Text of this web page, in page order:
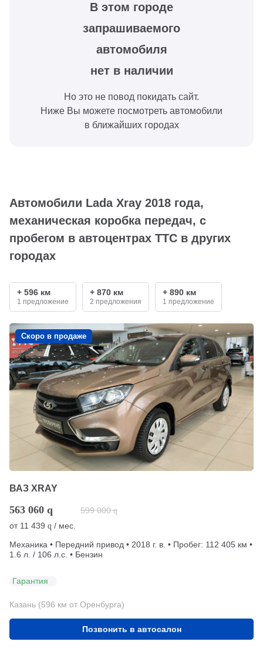
В этом городе
запрашиваемого
автомобиля
нет в наличии
Но это не повод покидать сайт.
Ниже Вы можете посмотреть автомобили
в ближайших городах
Автомобили Lada Xray 2018 года,
механическая коробка передач, с
пробегом в автоцентрах ТТС в других
городах
+ 596 км
1 предложение
+ 870 км
2 предложения
+ 890 км
1 предложение
Скоро в продаже
ВАЗ XRAY
563 060 q 599 000 q
от 11 439 q / мес.
Механика • Передний привод • 2018 г. в. • Пробег: 112 405 км •
1.6 л. / 106 л.с. • Бензин
Гарантия
Казань (596 км от Оренбурга)
Позвонить в автосалон